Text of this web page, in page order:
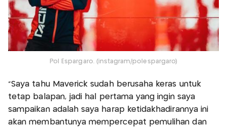
Pol Espargaro. (instagram/polespargaro)
"Saya tahu Maverick sudah berusaha keras untuk
tetap balapan, jadi hal pertama yang ingin saya
sampaikan adalah saya harap ketidakhadirannya ini
akan membantunya mempercepat pemulihan dan